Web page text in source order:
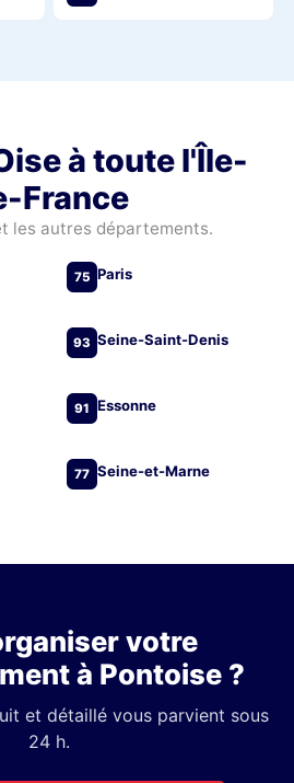
à toute l'Île-
France
les autres départements.
75 Paris
93 Seine-Saint-Denis
91 Essonne
77 Seine-et-Marne
votre
à Pontoise ?
et détaillé vous parvient sous
24 h.